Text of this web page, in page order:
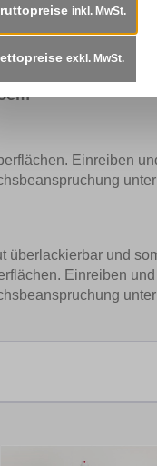
Einreiben
überlackierbar und
Einreiben
inkl. MwSt.
exkl. MwSt.